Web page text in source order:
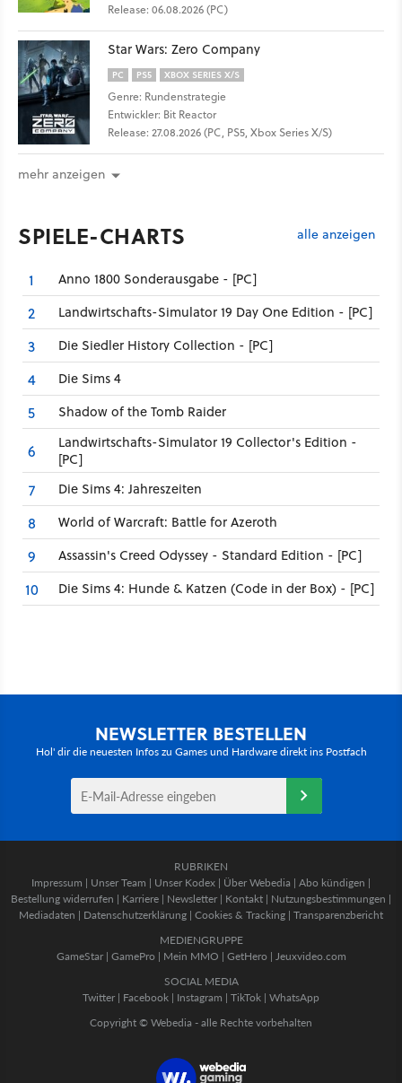
Release: 06.08.2026 (PC)
Star Wars: Zero Company
PC PS5 XBOX SERIES X/S
Genre: Rundenstrategie
Entwickler: Bit Reactor
Release: 27.08.2026 (PC, PS5, Xbox Series X/S)
mehr anzeigen
SPIELE-CHARTS alle anzeigen
1 Anno 1800 Sonderausgabe - [PC]
2 Landwirtschafts-Simulator 19 Day One Edition - [PC]
3 Die Siedler History Collection - [PC]
4 Die Sims 4
5 Shadow of the Tomb Raider
6
Landwirtschafts-Simulator 19 Collector's Edition -
[PC]
7 Die Sims 4: Jahreszeiten
8 World of Warcraft: Battle for Azeroth
9 Assassin's Creed Odyssey - Standard Edition - [PC]
10 Die Sims 4: Hunde & Katzen (Code in der Box) - [PC]
NEWSLETTER BESTELLEN
Hol' dir die neuesten Infos zu Games und Hardware direkt ins Postfach
RUBRIKEN
Impressum | Unser Team | Unser Kodex | Über Webedia | Abo kündigen |
Bestellung widerrufen | Karriere | Newsletter | Kontakt | Nutzungsbestimmungen |
Mediadaten | Datenschutzerklärung | Cookies & Tracking | Transparenzbericht
MEDIENGRUPPE
GameStar| GamePro | Mein MMO | GetHero | Jeuxvideo.com
SOCIAL MEDIA
Twitter | Facebook | Instagram | TikTok | WhatsApp
Copyright © Webedia - alle Rechte vorbehalten